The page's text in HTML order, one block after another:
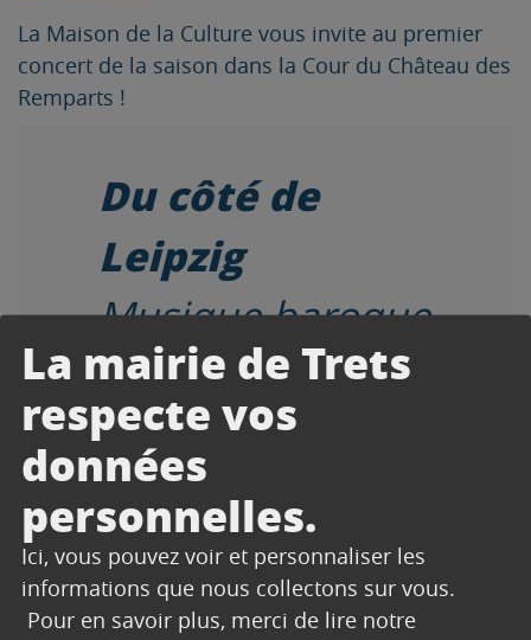
La mairie de Trets
respecte vos
données
personnelles.
Ici, vous pouvez voir et personnaliser les
informations que nous collectons sur vous.
Pour en savoir plus, merci de lire notre
La Maison de la Culture vous invite au premier
concert de la saison dans la Cour du Château des
Remparts !
Du côté de
Leipzig
Musique baroque
Clavecin, flûte,
violon et viole de
gambe
improvisent et
concertent avec